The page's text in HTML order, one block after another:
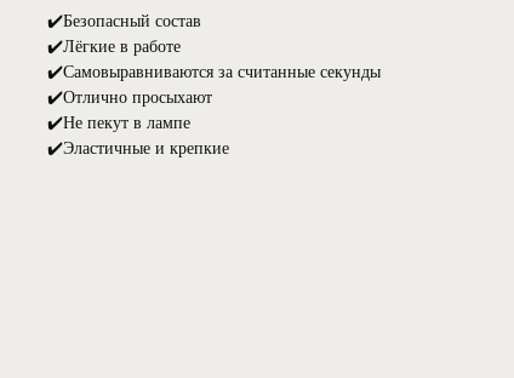
✔️Безопасный состав
✔️Лёгкие в работе
✔️Самовыравниваются за считанные секунды
✔️Отлично просыхают
✔️Не пекут в лампе
✔️Эластичные и крепкие